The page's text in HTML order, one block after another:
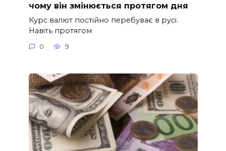
чому він змінюється протягом дня
Курс валют постійно перебуває в русі.
Навіть протягом
0 9